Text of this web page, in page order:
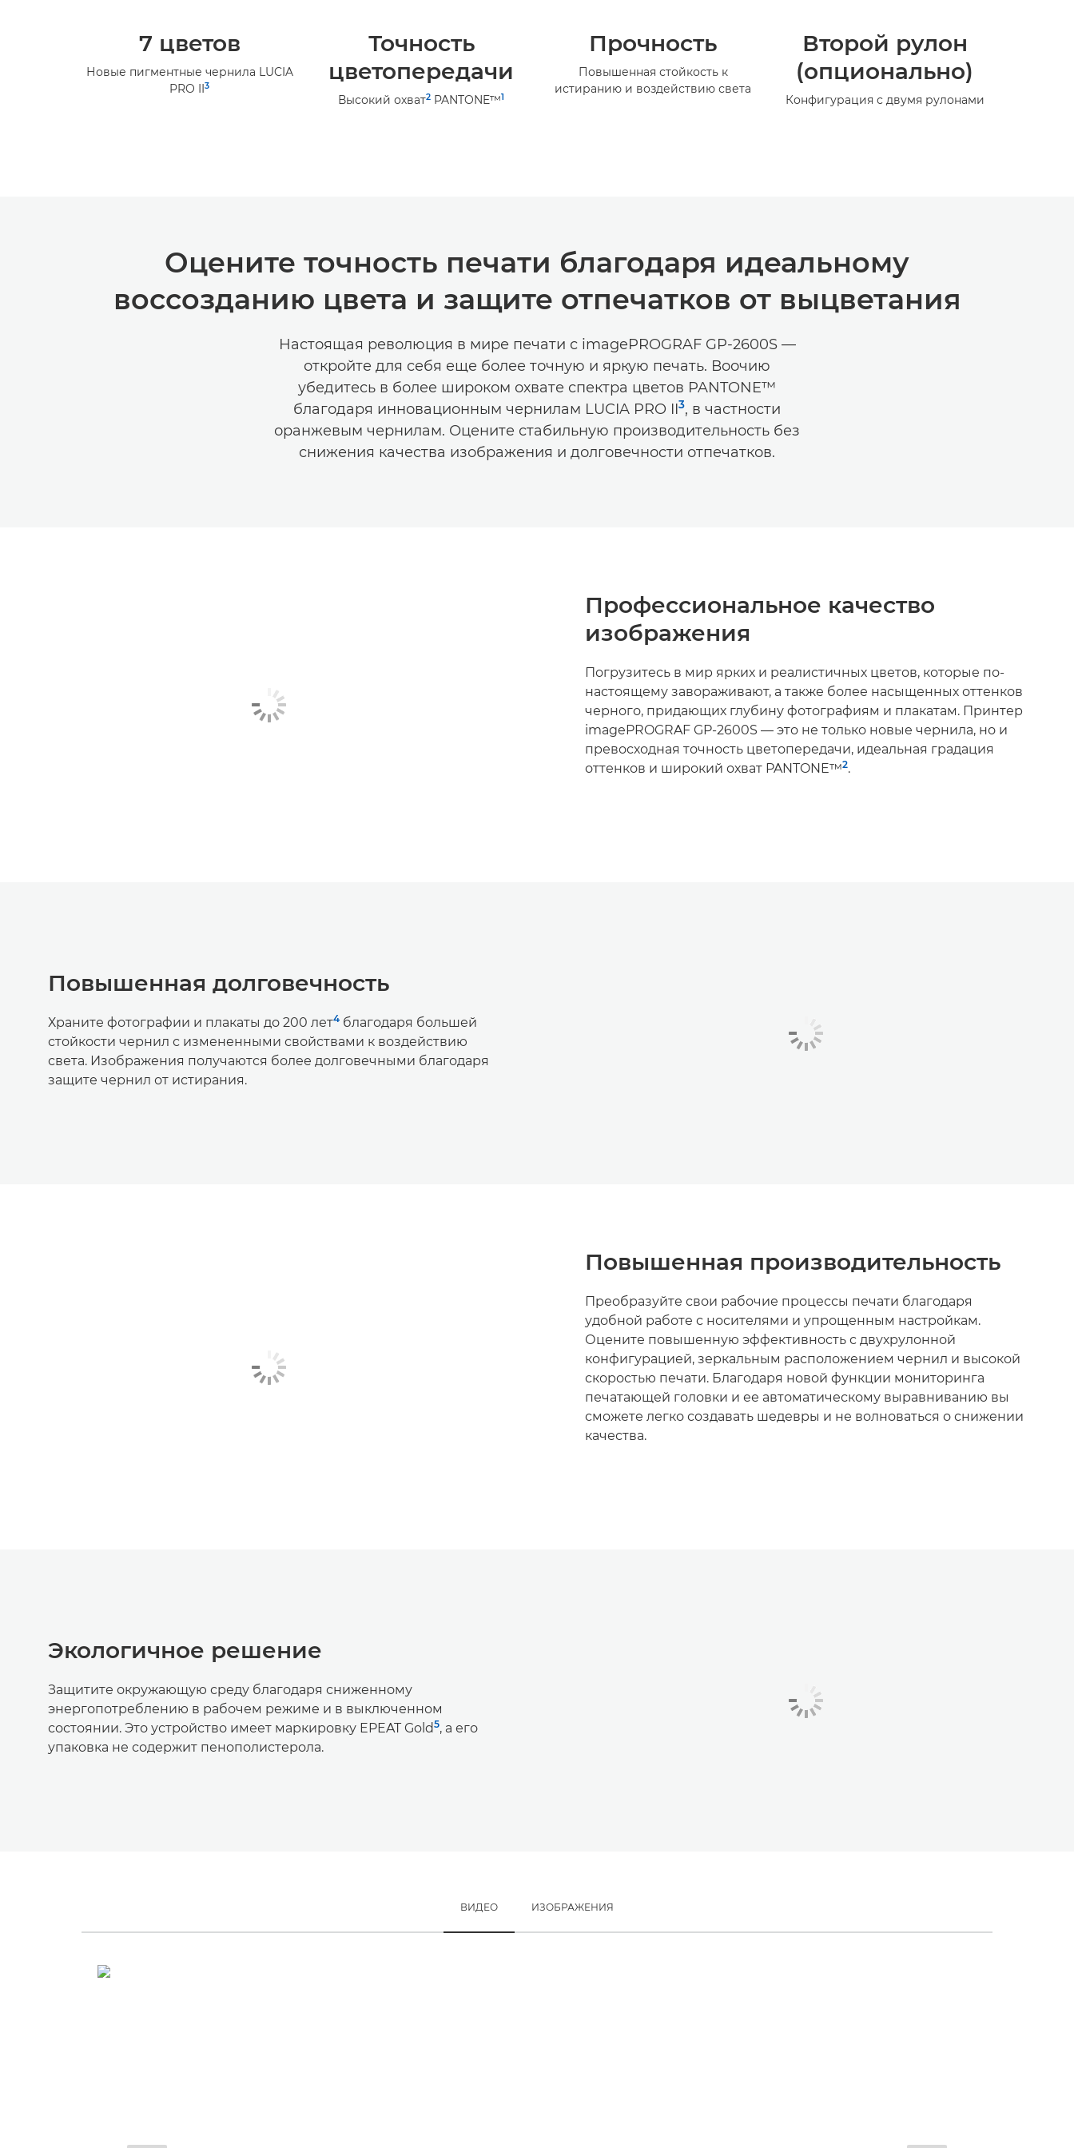
7 цветов
Новые пигментные чернила LUCIA
PRO II3
Точность
цветопередачи
Высокий охват2 PANTONE™1
Прочность
Повышенная стойкость к
истиранию и воздействию света
Второй рулон
(опционально)
Конфигурация с двумя рулонами
Оцените точность печати благодаря идеальному
воссозданию цвета и защите отпечатков от выцветания
Настоящая революция в мире печати с imagePROGRAF GP-2600S —
откройте для себя еще более точную и яркую печать. Воочию
убедитесь в более широком охвате спектра цветов PANTONE™
благодаря инновационным чернилам LUCIA PRO II3, в частности
оранжевым чернилам. Оцените стабильную производительность без
снижения качества изображения и долговечности отпечатков.
Профессиональное качество
изображения
Погрузитесь в мир ярких и реалистичных цветов, которые по-
настоящему завораживают, а также более насыщенных оттенков
черного, придающих глубину фотографиям и плакатам. Принтер
imagePROGRAF GP-2600S — это не только новые чернила, но и
превосходная точность цветопередачи, идеальная градация
оттенков и широкий охват PANTONE™2.
Повышенная долговечность
Храните фотографии и плакаты до 200 лет4 благодаря большей
стойкости чернил с измененными свойствами к воздействию
света. Изображения получаются более долговечными благодаря
защите чернил от истирания.
Повышенная производительность
Преобразуйте свои рабочие процессы печати благодаря
удобной работе с носителями и упрощенным настройкам.
Оцените повышенную эффективность с двухрулонной
конфигурацией, зеркальным расположением чернил и высокой
скоростью печати. Благодаря новой функции мониторинга
печатающей головки и ее автоматическому выравниванию вы
сможете легко создавать шедевры и не волноваться о снижении
качества.
Экологичное решение
Защитите окружающую среду благодаря сниженному
энергопотреблению в рабочем режиме и в выключенном
состоянии. Это устройство имеет маркировку EPEAT Gold 5, а его
упаковка не содержит пенополистерола.
ВИДЕО ИЗОБРАЖЕНИЯ